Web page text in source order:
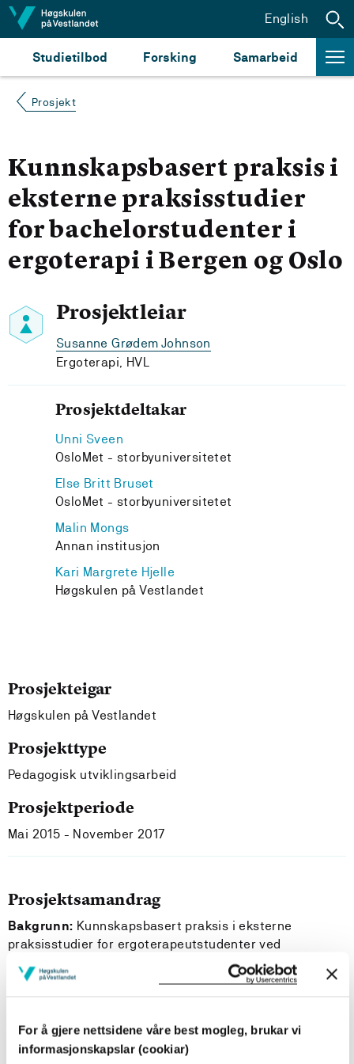
For å gjere nettsidene våre best mogleg, brukar vi
informasjonskapslar (cookiar)
Hopp til innhald
Studietilbod Forsking Samarbeid
English
Prosjekt
Kunnskapsbasert praksis i
eksterne praksisstudier
for bachelorstudenter i
ergoterapi i Bergen og Oslo
Prosjektleiar
Susanne Grødem Johnson
Ergoterapi, HVL
Prosjektdeltakar
Unni Sveen
OsloMet - storbyuniversitetet
Else Britt Bruset
OsloMet - storbyuniversitetet
Malin Mongs
Annan institusjon
Kari Margrete Hjelle
Høgskulen på Vestlandet
Prosjekteigar
Høgskulen på Vestlandet
Prosjekttype
Pedagogisk utviklingsarbeid
Prosjektperiode
Mai 2015 - November 2017
Prosjektsamandrag
Bakgrunn: Kunnskapsbasert praksis i eksterne
praksisstudier for ergoterapeutstudenter ved
Høgskulen på Vestlandet og Høgskolen i Oslo.
vesentlig at kunnskapsbasert praksis (KBP) integreres
gjennom hele studieforløpet, også praksisstudiene (1).